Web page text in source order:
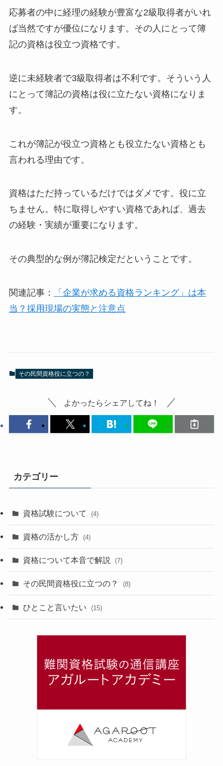
応募者の中に経理の経験が豊富な2級取得者がいれ
ば当然ですが優位になります。その人にとって簿
記の資格は役立つ資格です。
逆に未経験者で3級取得者は不利です。そういう人
にとって簿記の資格は役に立たない資格になりま
す。
これが簿記が役立つ資格とも役立たない資格とも
言われる理由です。
資格はただ持っているだけではダメです。役に立
ちません。特に取得しやすい資格であれば、過去
の経験・実績が重要になります。
その典型的な例が簿記検定だということです。
関連記事：
「企業が求める資格ランキング」は本
当？採用現場の実態と注意点
その民間資格役に立つの？
よかったらシェアしてね！
カテゴリー
資格試験について (4)
資格の活かし方 (4)
資格について本音で解説 (7)
その民間資格役に立つの？ (8)
ひとこと言いたい (15)